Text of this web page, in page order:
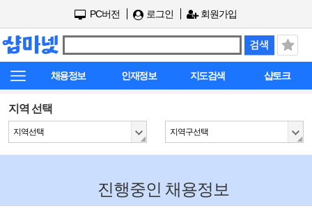
PC버전 로그인 회원가입
채용정보 인재정보 지도검색 샵토크
지역 선택
지역선택 지역구선택
진행중인 채용정보